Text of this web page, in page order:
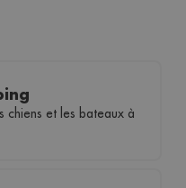
chiens et les bateaux à